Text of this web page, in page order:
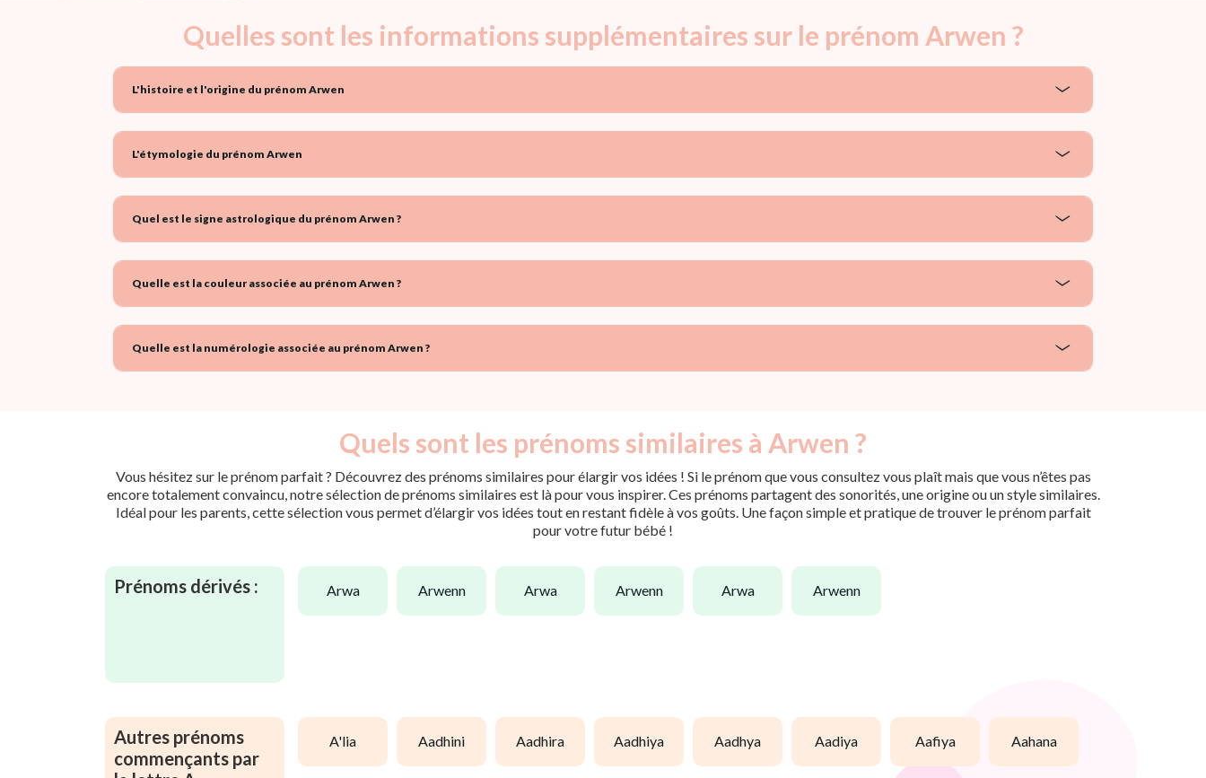
Quelles sont les informations supplémentaires sur le prénom Arwen ?
L'histoire et l'origine du prénom Arwen
L'étymologie du prénom Arwen
Quel est le signe astrologique du prénom Arwen ?
Quelle est la couleur associée au prénom Arwen ?
Quelle est la numérologie associée au prénom Arwen ?
Quels sont les prénoms similaires à Arwen ?
Vous hésitez sur le prénom parfait ? Découvrez des prénoms similaires pour élargir vos idées ! Si le prénom que vous consultez vous plaît mais que vous n’êtes pas
encore totalement convaincu, notre sélection de prénoms similaires est là pour vous inspirer. Ces prénoms partagent des sonorités, une origine ou un style similaires.
Idéal pour les parents, cette sélection vous permet d’élargir vos idées tout en restant fidèle à vos goûts. Une façon simple et pratique de trouver le prénom parfait
pour votre futur bébé !
Prénoms dérivés : arwa arwenn arwa arwenn arwa arwenn
Autres prénoms
commençants par
a'lia aadhini aadhira aadhiya aadhya aadiya aafiya aahana